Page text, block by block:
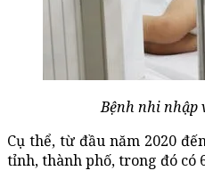
Bệnh nhi nhập
Cụ thể, từ đầu năm 2020
tỉnh, thành phố, trong đó có